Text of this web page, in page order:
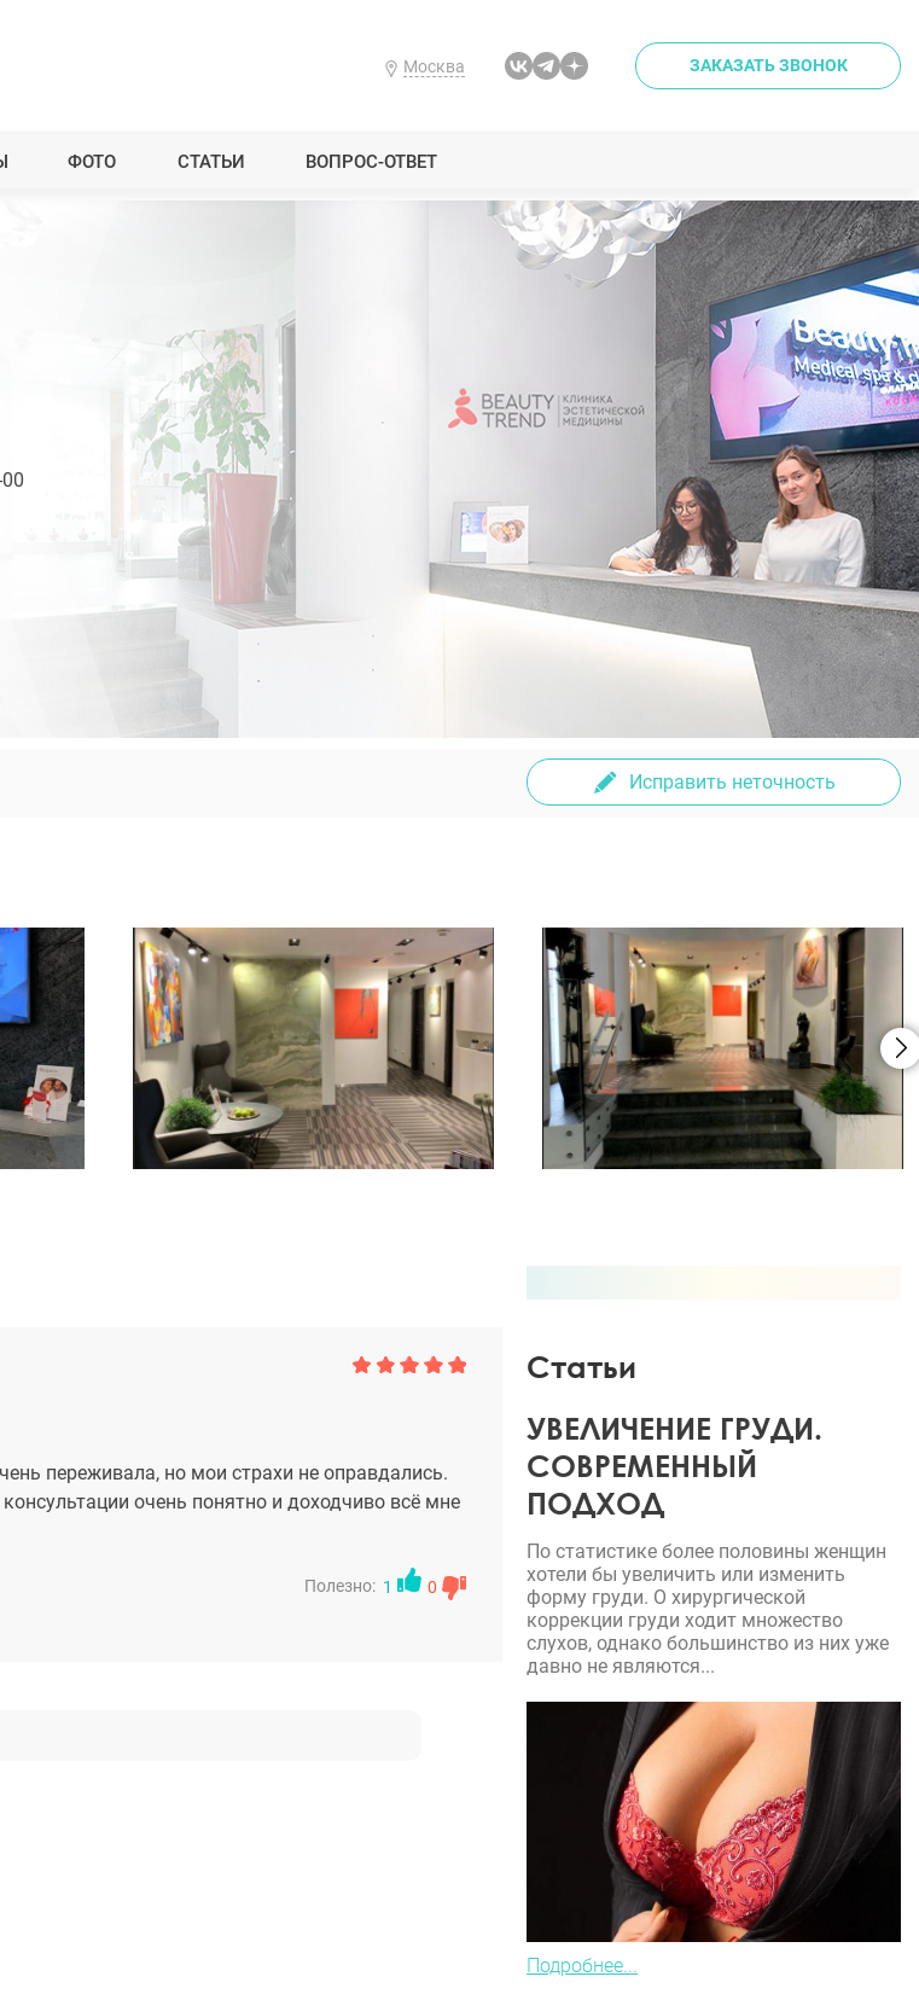
Москва ЗАКАЗАТЬ ЗВОНОК
ФОТО СТАТЬИ ВОПРОС-ОТВЕТ
Исправить неточность
переживала, но мои страхи не оправдались.
очень понятно и доходчиво всё мне
Полезно: 1 0
Статьи
УВЕЛИЧЕНИЕ ГРУДИ.
СОВРЕМЕННЫЙ
ПОДХОД
По статистике более половины женщин
хотели бы увеличить или изменить
форму груди. О хирургической
коррекции груди ходит множество
слухов, однако большинство из них уже
давно не являются...
Подробнее...